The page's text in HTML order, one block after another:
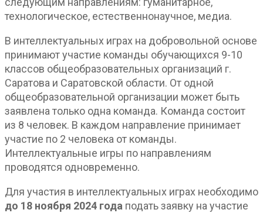
технологическое, естественнонаучное, медиа.
В интеллектуальных играх на добровольной основе
принимают участие команды обучающихся 9-10
классов общеобразовательных организаций г.
Саратова и Саратовской области. От одной
общеобразовательной организации может быть
заявлена только одна команда. Команда состоит
из 8 человек. В каждом направление принимает
участие по 2 человека от команды.
Интеллектуальные игры по направлениям
проводятся одновременно.
Для участия в интеллектуальных играх необходимо
до 18 ноября 2024 года подать заявку на участие